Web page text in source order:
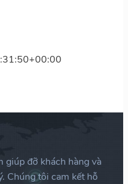
giúp đỡ khách hàng và
Chúng tôi cam kết hỗ